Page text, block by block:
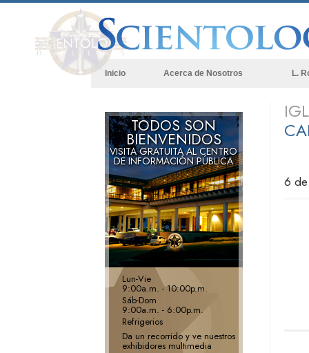
Inicio Acerca de Nosotros L.
6
TODOS SON
BIENVENIDOS
VISITA GRATUITA AL CENTRO
DE INFORMACIÓN PÚBLICA
Lun-Vie
9:00a.m. - 10:00p.m.
Sáb-Dom
9:00a.m. - 6:00p.m.
Refrigerios
Da un recorrido y ve nuestros
exhibidores multimedia